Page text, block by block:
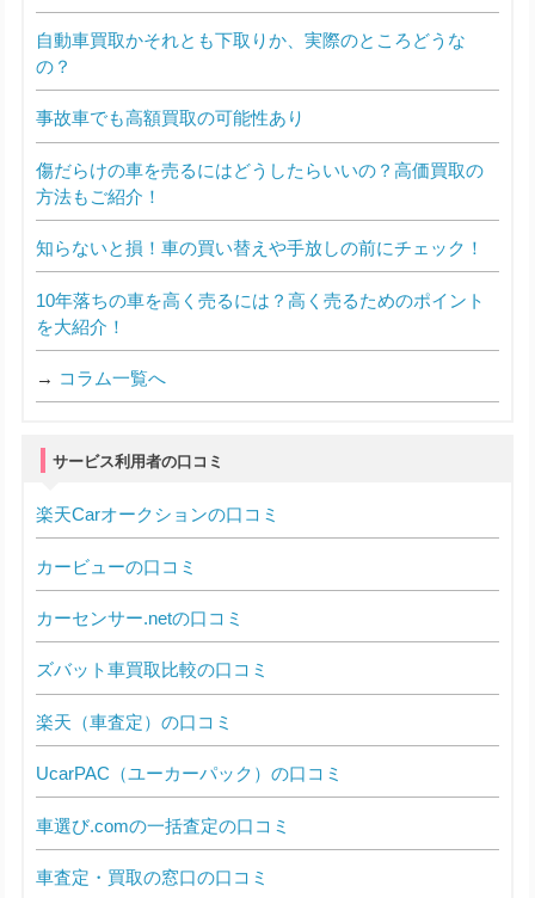
自動車買取かそれとも下取りか、実際のところどうな
の？
事故車でも高額買取の可能性あり
傷だらけの車を売るにはどうしたらいいの？高価買取の
方法もご紹介！
知らないと損！車の買い替えや手放しの前にチェック！
10年落ちの車を高く売るには？高く売るためのポイント
を大紹介！
→ コラム一覧へ
サービス利用者の口コミ
楽天Carオークションの口コミ
カービューの口コミ
カーセンサー.netの口コミ
ズバット車買取比較の口コミ
楽天（車査定）の口コミ
UcarPAC（ユーカーパック）の口コミ
車選び.comの一括査定の口コミ
車査定・買取の窓口の口コミ